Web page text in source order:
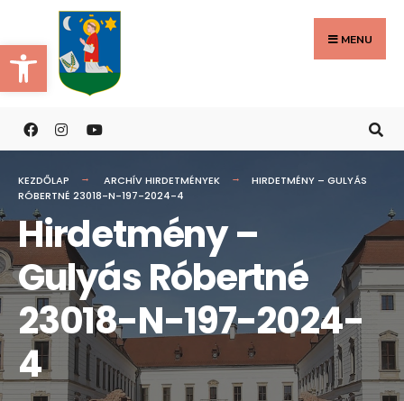
Eszköztár megnyitása
to
content
MENU
KEZDŐLAP ARCHÍV HIRDETMÉNYEK
HIRDETMÉNY – GULYÁS
RÓBERTNÉ 23018-N-197-2024-4
Hirdetmény –
Gulyás Róbertné
23018-N-197-2024-
4
Search